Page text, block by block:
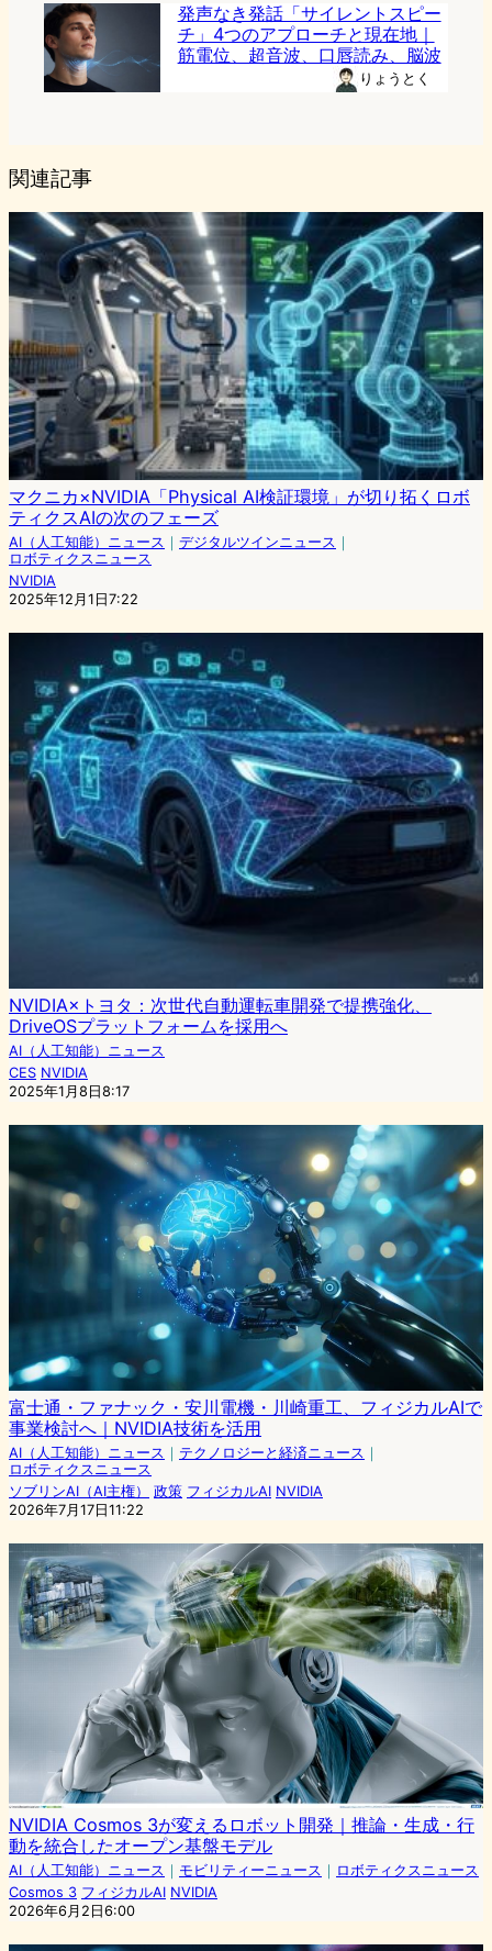
発声なき発話「サイレントスピー
チ」4つのアプローチと現在地｜
筋電位、超音波、口唇読み、脳波
りょうとく
関連記事
マクニカ×NVIDIA「Physical AI検証環境」が切り拓くロボ
ティクスAIの次のフェーズ
AI（人工知能）ニュース ｜ デジタルツインニュース ｜
ロボティクスニュース
NVIDIA
2025年12月1日7:22
NVIDIA×トヨタ：次世代自動運転車開発で提携強化、
DriveOSプラットフォームを採用へ
AI（人工知能）ニュース
CES NVIDIA
2025年1月8日8:17
富士通・ファナック・安川電機・川崎重工、フィジカルAIで
事業検討へ｜NVIDIA技術を活用
AI（人工知能）ニュース ｜ テクノロジーと経済ニュース ｜
ロボティクスニュース
ソブリンAI（AI主権）
政策 フィジカルAI NVIDIA
2026年7月17日11:22
NVIDIA Cosmos 3が変えるロボット開発｜推論・生成・行
動を統合したオープン基盤モデル
AI（人工知能）ニュース ｜ モビリティーニュース ｜ ロボティクスニュース
Cosmos 3 フィジカルAI NVIDIA
2026年6月2日6:00